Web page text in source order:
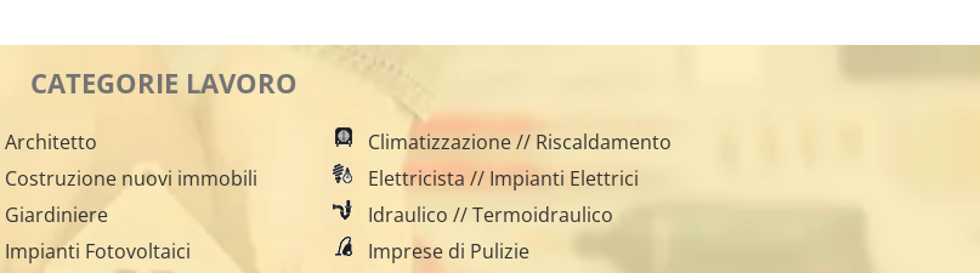
CATEGORIE LAVORO
Architetto
Climatizzazione // Riscaldamento
Costruzione nuovi immobili
Elettricista // Impianti Elettrici
Giardiniere
Idraulico // Termoidraulico
Impianti Fotovoltaici
Imprese di Pulizie